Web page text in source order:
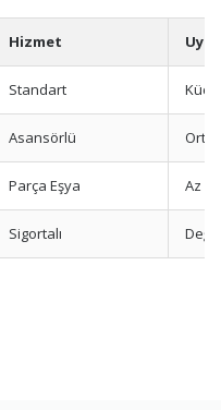
Hizmet
Standart
Asansörlü
Parça Eşya Az
Sigortalı